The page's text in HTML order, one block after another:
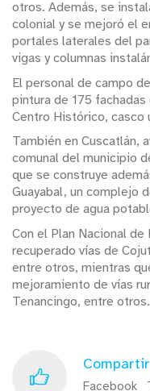
otros. Además, se
colonial y se mejoró el
portales laterales del
vigas y columnas
El personal de campo
pintura de 175
Centro Histórico, casco
También en Cuscatlán,
comunal del municipio
que se construye
Guayabal, un complejo
proyecto de agua
Con el Plan Nacional de
recuperado vías de
entre otros, mientras
mejoramiento de vías
Tenancingo, entre otros.
Compartir
Facebook